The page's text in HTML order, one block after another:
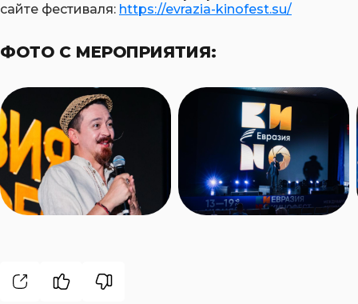
сайте фестиваля: https://evrazia-kinofest.su/
ФОТО С МЕРОПРИЯТИЯ: